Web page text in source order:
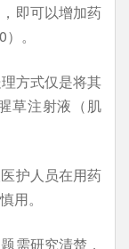
即可以增加药
。
方式仅是将其
草注射液（肌
护人员在用药
用。
需研究清楚，